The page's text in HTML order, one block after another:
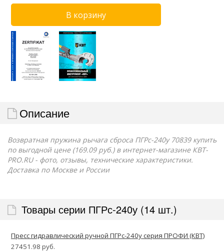
Описание
Возвратная пружина рычага сброса ПГРс-240у 70839 купить
по выгодной цене (169.09 руб.) в интернет-магазине КВТ-
PRO.RU - фото, отзывы, технические характеристики.
Доставка по Москве и России
Товары серии ПГРс-240у (14 шт.)
Пресс гидравлический ручной ПГРс-240у серия ПРОФИ (КВТ)
27451.98 руб.